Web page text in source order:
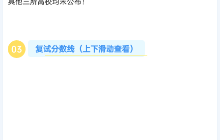
03 复试分数线（上下滑动查看）